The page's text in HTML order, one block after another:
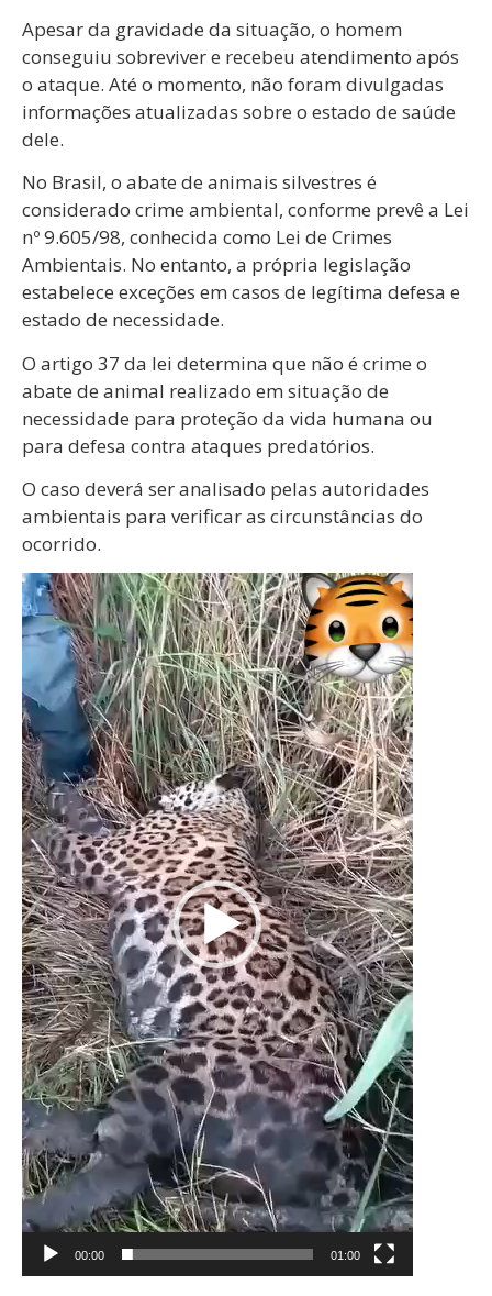
Apesar da gravidade da situação, o homem
conseguiu sobreviver e recebeu atendimento após
o ataque. Até o momento, não foram divulgadas
informações atualizadas sobre o estado de saúde
dele.
No Brasil, o abate de animais silvestres é
considerado crime ambiental, conforme prevê a Lei
nº 9.605/98, conhecida como Lei de Crimes
Ambientais. No entanto, a própria legislação
estabelece exceções em casos de legítima defesa e
estado de necessidade.
O artigo 37 da lei determina que não é crime o
abate de animal realizado em situação de
necessidade para proteção da vida humana ou
para defesa contra ataques predatórios.
O caso deverá ser analisado pelas autoridades
ambientais para verificar as circunstâncias do
ocorrido.
Tocador
de
vídeo
00:00 01:00